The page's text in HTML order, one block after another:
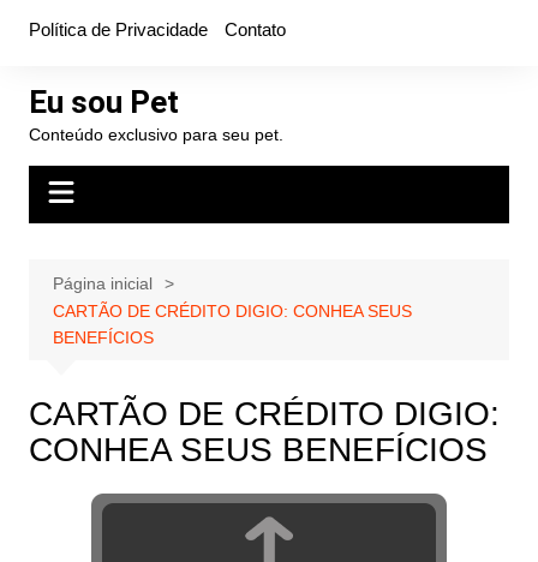
conteúdo
Política de Privacidade Contato
Eu sou Pet
Conteúdo exclusivo para seu pet.
Página inicial
CARTÃO DE CRÉDITO DIGIO: CONHEA SEUS
BENEFÍCIOS
CARTÃO DE CRÉDITO DIGIO:
CONHEA SEUS BENEFÍCIOS